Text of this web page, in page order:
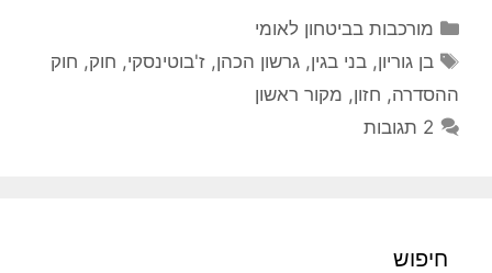
קטגוריות
מורכבות בביטחון לאומי
תגיות
בן גוריון,בני בגין,גרשון הכהן,ז'בוטינסקי, חוק, חוק
ההסדרה, חזון, מקור ראשון
2 תגובות
חיפוש